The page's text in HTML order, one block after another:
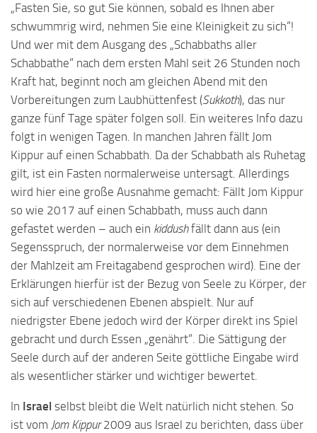
„Fasten Sie, so gut Sie können, sobald es Ihnen aber
schwummrig wird, nehmen Sie eine Kleinigkeit zu sich“!
Und wer mit dem Ausgang des „Schabbaths aller
Schabbathe“ nach dem ersten Mahl seit 26 Stunden noch
Kraft hat, beginnt noch am gleichen Abend mit den
Vorbereitungen zum Laubhüttenfest (Sukkoth), das nur
ganze fünf Tage später folgen soll. Ein weiteres Info dazu
folgt in wenigen Tagen. In manchen Jahren fällt Jom
Kippur auf einen Schabbath. Da der Schabbath als Ruhetag
gilt, ist ein Fasten normalerweise untersagt. Allerdings
wird hier eine große Ausnahme gemacht: Fällt Jom Kippur
so wie 2017 auf einen Schabbath, muss auch dann
gefastet werden – auch ein kiddushfällt dann aus (ein
Segensspruch, der normalerweise vor dem Einnehmen
der Mahlzeit am Freitagabend gesprochen wird). Eine der
Erklärungen hierfür ist der Bezug von Seele zu Körper, der
sich auf verschiedenen Ebenen abspielt. Nur auf
niedrigster Ebene jedoch wird der Körper direkt ins Spiel
gebracht und durch Essen „genährt“. Die Sättigung der
Seele durch auf der anderen Seite göttliche Eingabe wird
als wesentlicher stärker und wichtiger bewertet.
In Israel selbst bleibt die Welt natürlich nicht stehen. So
ist vom Jom Kippur2009 aus Israel zu berichten, dass über